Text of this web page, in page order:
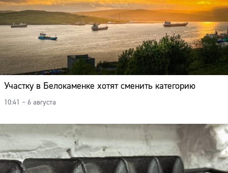
Участку в Белокаменке хотят сменить категорию
10:41 – 6 августа